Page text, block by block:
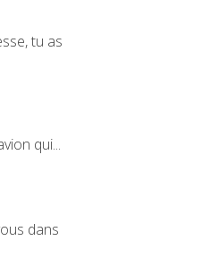
tu as
qui...
dans